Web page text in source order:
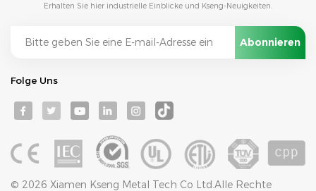
Erhalten Sie hier industrielle Einblicke und Kseng-Neuigkeiten.
Folge Uns
© 2026 Xiamen Kseng Metal Tech Co Ltd.Alle Rechte